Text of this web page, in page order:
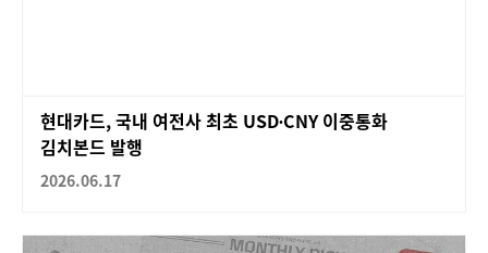
현대카드, 국내 여전사 최초 USD∙CNY 이중통화
김치본드 발행
2026.06.17